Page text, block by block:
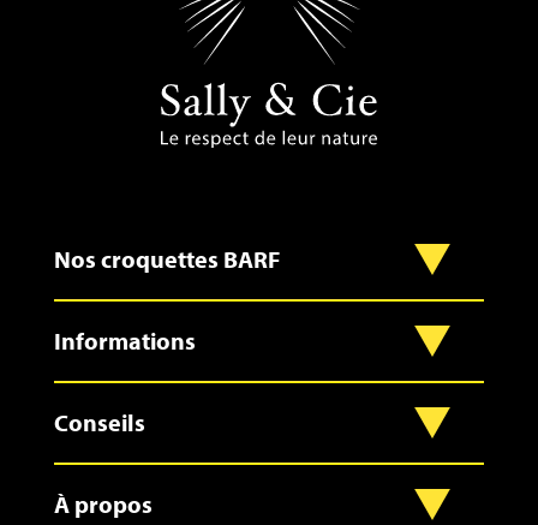
Nos croquettes BARF
Informations
Conseils
À propos